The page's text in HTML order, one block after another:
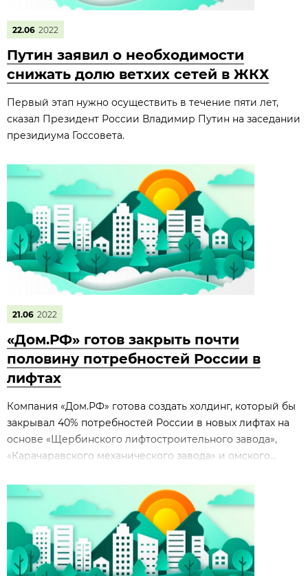
22.06 2022
Путин заявил о необходимости
снижать долю ветхих сетей в ЖКХ
Первый этап нужно осуществить в течение пяти лет,
сказал Президент России Владимир Путин на заседании
президиума Госсовета.
21.06 2022
«Дом.РФ» готов закрыть почти
половину потребностей России в
лифтах
Компания «Дом.РФ» готова создать холдинг, который бы
закрывал 40% потребностей России в новых лифтах на
основе «Щербинского лифтостроительного завода»,
«Карачаравского механического завода» и омского...